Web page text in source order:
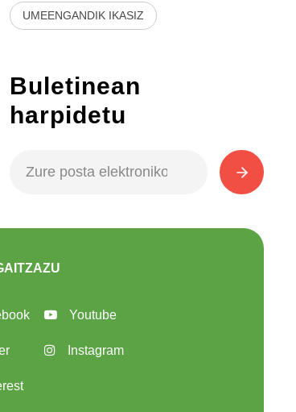
UMEENGANDIK IKASIZ
Buletinean
harpidetu
Youtube
Instagram